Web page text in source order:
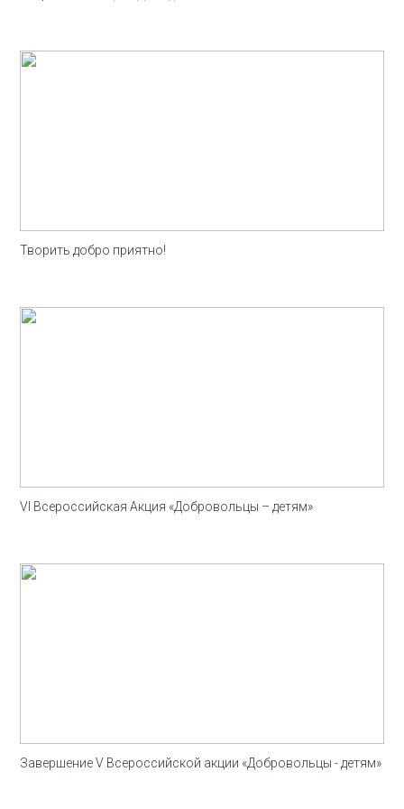
Творить добро приятно!
VI Всероссийская Акция «Добровольцы – детям»
Завершение V Всероссийской акции «Добровольцы - детям»